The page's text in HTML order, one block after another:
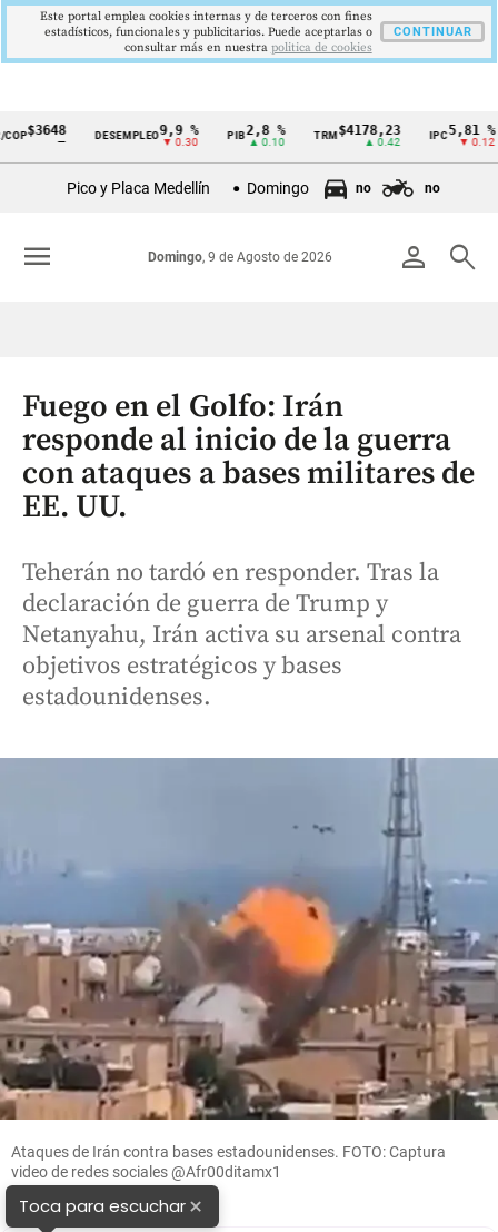
Cintillo
Colombia
—
DESEMPLEO9,9 %
▼ 0.30
PIB 2,8 %
▲ 0.10
TRM $4178,23
▲ 0.42
IPC 5,81 %
▼ 0.12
Pico y Placa Medellín Domingo no no
person search
Domingo, 9 de Agosto de 2026
menu
Fuego en el Golfo: Irán
responde al inicio de la guerra
con ataques a bases militares de
EE. UU.
Teherán no tardó en responder. Tras la
declaración de guerra de Trump y
Netanyahu, Irán activa su arsenal contra
objetivos estratégicos y bases
estadounidenses.
Ataques de Irán contra bases estadounidenses. FOTO: Captura
video de redes sociales @Afr00ditamx1
Toca para escuchar×
Este portal emplea cookies internas y de terceros con fines
estadísticos, funcionales y publicitarios. Puede aceptarlas o
consultar más en nuestra politica de cookies
CONTINUAR